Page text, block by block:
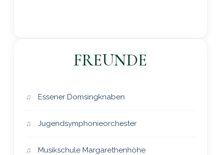
FREUNDE
Essener Domsingknaben
Jugendsymphonieorchester
Musikschule Margarethenhöhe